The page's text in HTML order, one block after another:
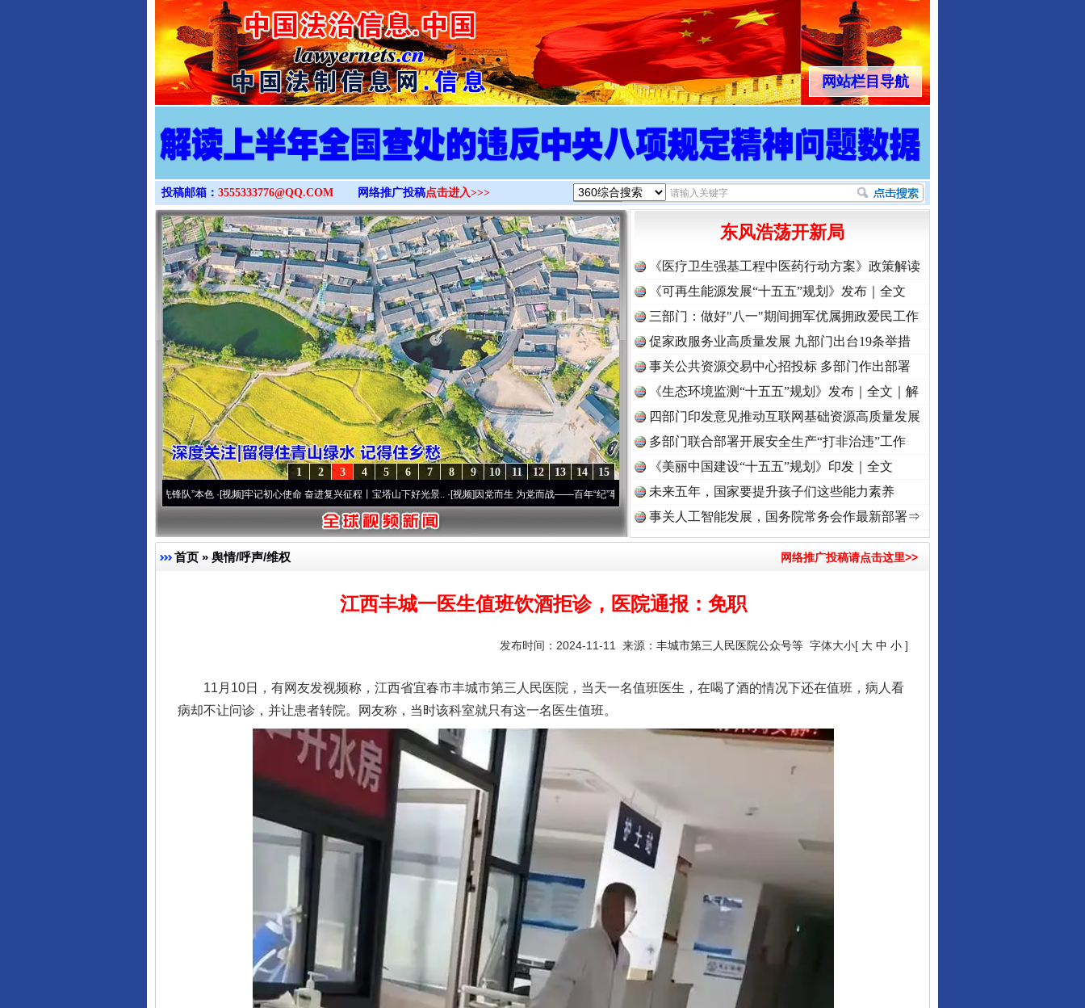
>
网站栏目导航
投稿邮箱： 3555333776@QQ.COM 网络推广投稿点击进入>>>
15
14
13
12
11
10
9
8
7
6
5
4
3
2
1
·[视频]牢记初心使命 奋进复兴征程丨宝塔山下好光景..·[视频]因党而生 为党而战——百年“纪”事⑧加强纪律.. ·[视频] 牢记初心使命 奋进复兴征程丨“转折之城”激荡..·[视频]牢记初心使命 奋进复兴征程丨红船起航处 潮起..
东风浩荡开新局
《医疗卫生强基工程中医药行动方案》政策解读
《可再生能源发展“十五五”规划》发布｜全文
三部门：做好"八一"期间拥军优属拥政爱民工作
促家政服务业高质量发展 九部门出台19条举措
事关公共资源交易中心招投标 多部门作出部署
《生态环境监测“十五五”规划》发布｜全文｜解
读
四部门印发意见推动互联网基础资源高质量发展
多部门联合部署开展安全生产“打非治违”工作
《美丽中国建设“十五五”规划》印发｜全文
未来五年，国家要提升孩子们这些能力素养
事关人工智能发展，国务院常务会作最新部署⇒
首页 » 舆情/呼声/维权 网络推广投稿请点击这里>>
江西丰城一医生值班饮酒拒诊，医院通报：免职
发布时间：2024-11-11 来源： 丰城市第三人民医院公众号等 字体大小[ 大 中 小 ]
11月10日，有网友发视频称，江西省宜春市丰城市第三人民医院，当天一名值班医生，在喝了酒的情况下还在值班，病人看
病却不让问诊，并让患者转院。网友称，当时该科室就只有这一名医生值班。